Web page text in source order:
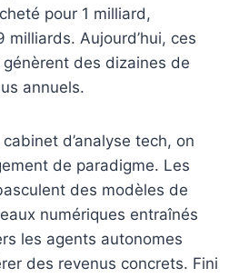
pour 1 milliard,
milliards. Aujourd’hui, ces
des dizaines de
annuels.
d’analyse tech, on
de paradigme. Les
des modèles de
numériques entraînés
les agents autonomes
des revenus concrets. Fini